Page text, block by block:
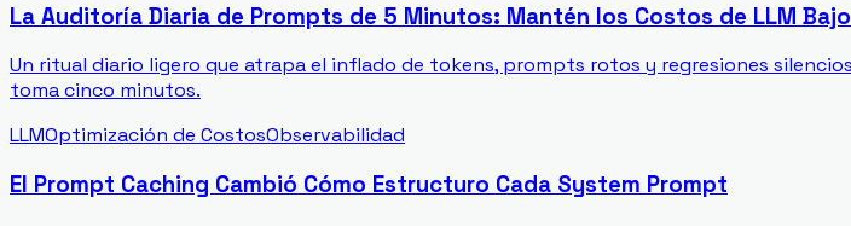
La Auditoría Diaria de Prompts de 5 Minutos: Mantén los Costos de LLM
Un ritual diario ligero que atrapa el inflado de tokens, prompts rotos y regresiones
toma cinco minutos.
LLMOptimización de CostosObservabilidad
El Prompt Caching Cambió Cómo Estructuro Cada System Prompt